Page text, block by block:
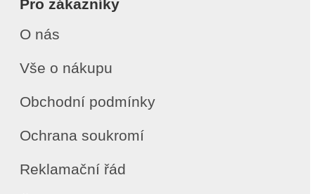
Pro zákazníky
O nás
Vše o nákupu
Obchodní podmínky
Ochrana soukromí
Reklamační řád